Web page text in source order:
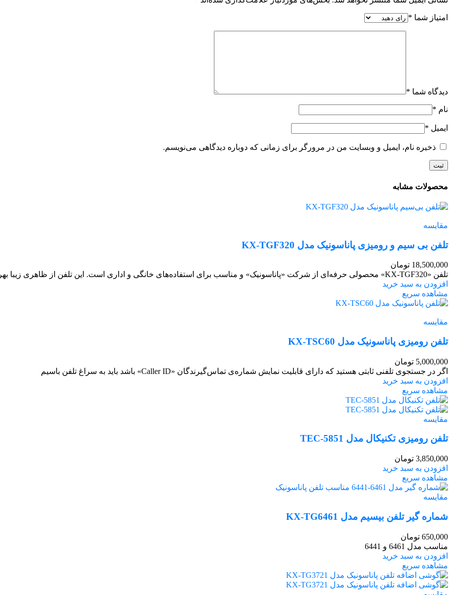
امتیاز شما *
دیدگاه شما *
نام *
ایمیل *
ذخیره نام، ایمیل و وبسایت من در مرورگر برای زمانی که دوباره دیدگاهی می‌نویسم.
محصولات مشابه
مقایسه
تلفن بی سیم و رومیزی پاناسونیک مدل KX-TGF320
18,500,000 تومان
تلفن «KX-TGF320» محصولی حرفه‌ای از شرکت «پاناسونیک» و مناسب برای استفاده‌های خانگی و اداری است. این تلفن از ظاهری زیبا بهره می‌برد. بازه‌ی
افزودن به سبد خرید
مشاهده سریع
مقایسه
تلفن رومیزی پاناسونیک مدل KX-TSC60
5,000,000 تومان
اگر در جستجوی تلفنی ثابتی هستید که دارای قابلیت نمایش شماره‌ی تماس‌گیرندگان «Caller ID» باشد باید به سراغ تلفن باسیم
افزودن به سبد خرید
مشاهده سریع
مقایسه
تلفن رومیزی تکنیکال مدل TEC-5851
3,850,000 تومان
افزودن به سبد خرید
مشاهده سریع
مقایسه
شماره گیر تلفن بیسیم مدل KX-TG6461
650,000 تومان
مناسب مدل 6461 و 6441
افزودن به سبد خرید
مشاهده سریع